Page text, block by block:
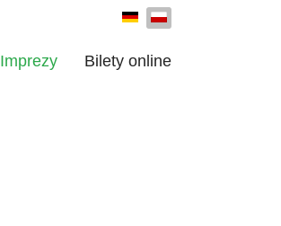
Wybierz swój język
Imprezy Bilety online